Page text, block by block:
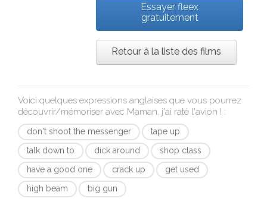
Essayer fleex
gratuitement
Retour à la liste des films
Voici quelques expressions anglaises que vous pourrez
découvrir/mémoriser avec Maman, j'ai raté l'avion ! :
don't shoot the messenger
tape up
talk down to
dick around
shop class
have a good one
crack up
get used
high beam
big gun